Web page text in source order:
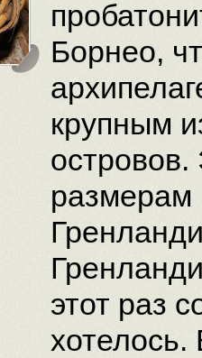
Борнео,
крупным
размерам
этот раз